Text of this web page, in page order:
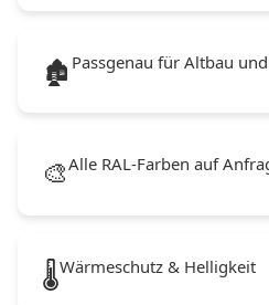
🏚️ Passgenau für Altbau
🎨Alle RAL-Farben auf
🌡️Wärmeschutz & Helligkeit